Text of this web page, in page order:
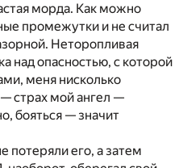
морда. Как можно
промежутки и не считал
Неторопливая
над опасностью, с которой
меня нисколько
страх мой ангел —
бояться — значит
потеряли его, а затем